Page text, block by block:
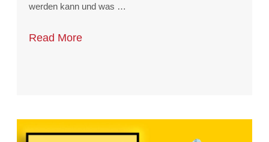
werden kann und was …
Read More